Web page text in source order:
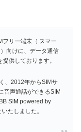
フリー端末（ スマー
向けに、データ通信
供しております。
、2012年からSIMサ
音声通話ができるSIM
SIM powered by
たしました。